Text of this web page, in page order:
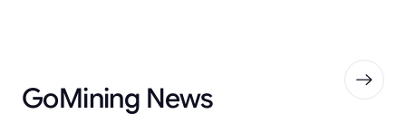
GoMining News